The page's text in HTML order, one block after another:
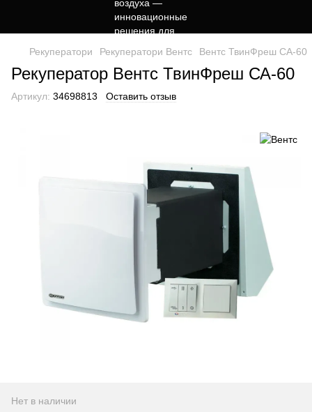
Рекуператори Рекуператори Вентс Вентс ТвинФреш СА-60
Рекуператор Вентс ТвинФреш СА-60
Артикул: 34698813 Оставить отзыв
Нет в наличии